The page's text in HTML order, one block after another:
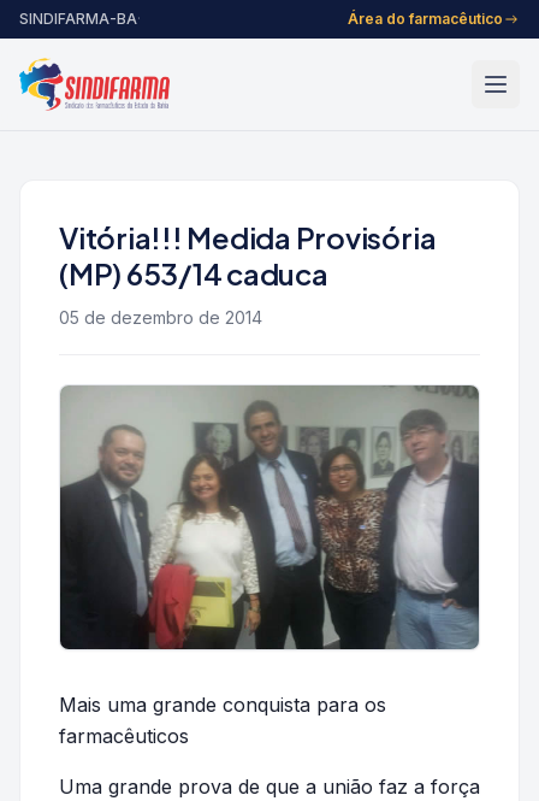
Pular para o conteúdo
SINDIFARMA-BA· Área do farmacêutico
Vitória!!! Medida Provisória
(MP) 653/14 caduca
05 de dezembro de 2014
Mais uma grande conquista para os
farmacêuticos
Uma grande prova de que a união faz a força